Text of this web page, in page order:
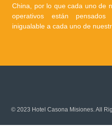
China, por lo que cada uno de
operativos están
inigualable a cada uno de
© 2023 Hotel Casona Misiones. All